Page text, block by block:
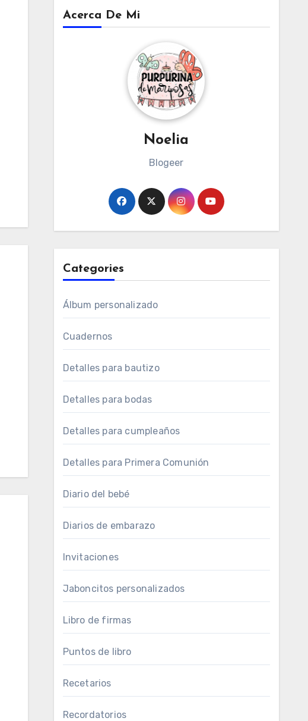
Acerca De Mi
Noelia
Blogeer
Categories
Álbum personalizado
Cuadernos
Detalles para bautizo
Detalles para bodas
Detalles para cumpleaños
Detalles para Primera Comunión
Diario del bebé
Diarios de embarazo
Invitaciones
Jaboncitos personalizados
Libro de firmas
Puntos de libro
Recetarios
Recordatorios